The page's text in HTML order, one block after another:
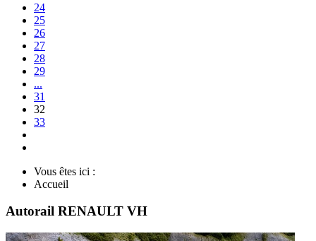
24
25
26
27
28
29
...
31
32
33
Vous êtes ici :
Accueil
Autorail RENAULT VH